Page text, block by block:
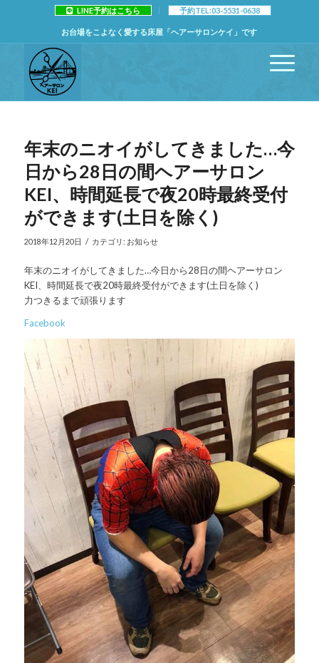
LINE予約はこちら 予約TEL:03-5531-0638
お台場をこよなく愛する床屋「ヘアーサロンケイ」です
年末のニオイがしてきました…今
日から28日の間ヘアーサロン
KEI、時間延長で夜20時最終受付
ができます(土日を除く)
2018年12月20日 / カテゴリ: お知らせ
年末のニオイがしてきました…今日から28日の間ヘアーサロン
KEI、時間延長で夜20時最終受付ができます(土日を除く)
力つきるまで頑張ります
Facebook